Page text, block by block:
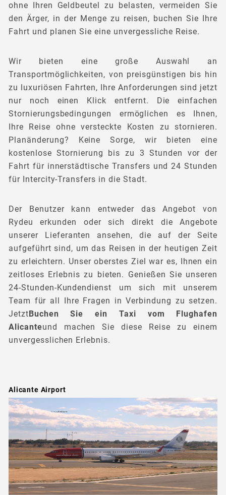
ohne Ihren Geldbeutel zu belasten, vermeiden Sie
den Ärger, in der Menge zu reisen, buchen Sie Ihre
Fahrt und planen Sie eine unvergessliche Reise.
Wir bieten eine große Auswahl an
Transportmöglichkeiten, von preisgünstigen bis hin
zu luxuriösen Fahrten, Ihre Anforderungen sind jetzt
nur noch einen Klick entfernt. Die einfachen
Stornierungsbedingungen ermöglichen es Ihnen,
Ihre Reise ohne versteckte Kosten zu stornieren.
Planänderung? Keine Sorge, wir bieten eine
kostenlose Stornierung bis zu 3 Stunden vor der
Fahrt für innerstädtische Transfers und 24 Stunden
für Intercity-Transfers in die Stadt.
Der Benutzer kann entweder das Angebot von
Rydeu erkunden oder sich direkt die Angebote
unserer Lieferanten ansehen, die auf der Seite
aufgeführt sind, um das Reisen in der heutigen Zeit
zu erleichtern. Unser oberstes Ziel war es, Ihnen ein
zeitloses Erlebnis zu bieten. Genießen Sie unseren
24-Stunden-Kundendienst um sich mit unserem
Team für all Ihre Fragen in Verbindung zu setzen.
JetztBuchen Sie ein Taxi vom Flughafen
Alicanteund machen Sie diese Reise zu einem
unvergesslichen Erlebnis.
Alicante Airport